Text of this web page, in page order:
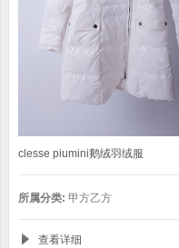
clesse piumini鹅绒羽绒服
所属分类: 甲方乙方
查看详细